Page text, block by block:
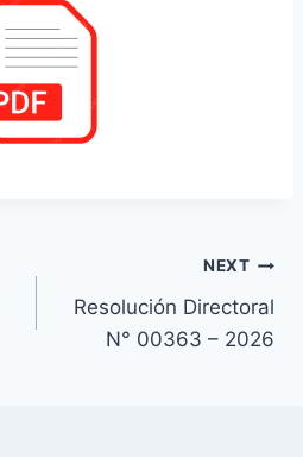
NEXT
Resolución Directoral
N° 00363 – 2026